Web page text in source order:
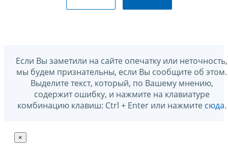
Если Вы заметили на сайте опечатку или неточность,
мы будем признательны, если Вы сообщите об этом.
Выделите текст, который, по Вашему мнению,
содержит ошибку, и нажмите на клавиатуре
комбинацию клавиш: Ctrl + Enter или нажмите сюда.
×